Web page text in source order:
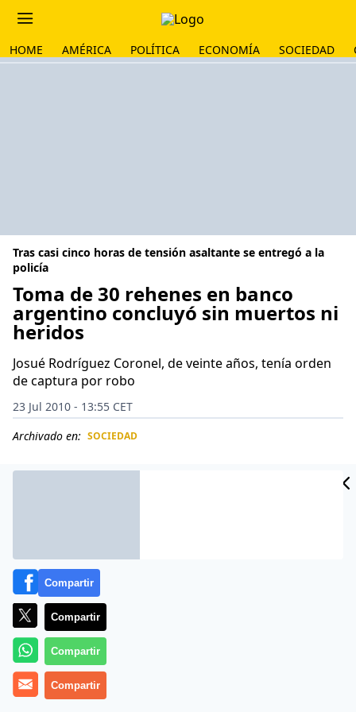
HOME AMÉRICA POLÍTICA ECONOMÍA SOCIEDAD
Tras casi cinco horas de tensión asaltante se entregó a la
policía
Toma de 30 rehenes en banco
argentino concluyó sin muertos ni
heridos
Josué Rodríguez Coronel, de veinte años, tenía orden
de captura por robo
23 Jul 2010 - 13:55 CET
Archivado en: SOCIEDAD
Un joven que mantenía en Buenos Aires a unas 30
Compartir
Compartir
Compartir
Compartir